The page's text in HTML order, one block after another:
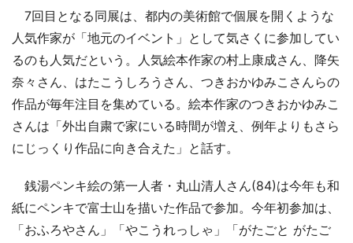
7回目となる同展は、都内の美術館で個展を開くような
人気作家が「地元のイベント」として気さくに参加してい
るのも人気だという。人気絵本作家の村上康成さん、降矢
奈々さん、はたこうしろうさん、つきおかゆみこさんらの
作品が毎年注目を集めている。絵本作家のつきおかゆみこ
さんは「外出自粛で家にいる時間が増え、例年よりもさら
にじっくり作品に向き合えた」と話す。
銭湯ペンキ絵の第一人者・丸山清人さん(84)は今年も和
紙にペンキで富士山を描いた作品で参加。今年初参加は、
「おふろやさん」「やこうれっしゃ」「がたごと がたご